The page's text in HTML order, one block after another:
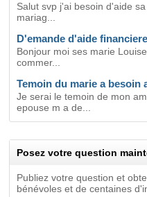
Salut svp j'ai besoin d'aide
mariag...
D'emande d'aide
Bonjour moi ses marie
commer...
Temoin du marie a besoin
Je serai le temoin de mon
epouse m a de...
Posez votre question
Publiez votre question et
bénévoles et de centaines